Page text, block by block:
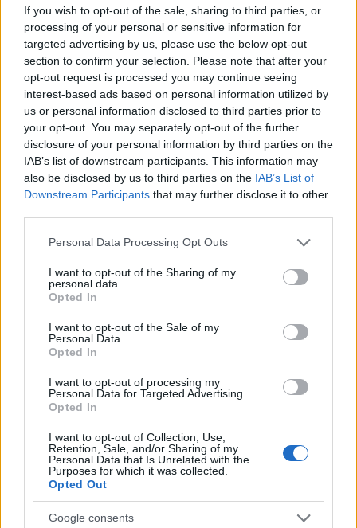
If you wish to opt-out of the sale, sharing to third parties, or
processing of your personal or sensitive information for
targeted advertising by us, please use the below opt-out
section to confirm your selection. Please note that after your
opt-out request is processed you may continue seeing
interest-based ads based on personal information utilized by
us or personal information disclosed to third parties prior to
your opt-out. You may separately opt-out of the further
disclosure of your personal information by third parties on the
IAB’s list of downstream participants. This information may
also be disclosed by us to third parties on the IAB’s List of
Downstream Participants that may further disclose it to other
Please note that this website/app uses one or more Google
not limited to your visit or usage behaviour. You may click to
grant or deny consent to Google and its third-party tags to
use your data for below specified purposes in below Google
consent section.
Personal Data Processing Opt Outs
I want to opt-out of the Sharing of my
personal data.
Opted In
I want to opt-out of the Sale of my
Personal Data.
Opted In
I want to opt-out of processing my
Personal Data for Targeted Advertising.
Opted In
I want to opt-out of Collection, Use,
Retention, Sale, and/or Sharing of my
Personal Data that Is Unrelated with the
Purposes for which it was collected.
Opted Out
Google consents
ΔΙΑΦΗΜΙΣΗ
Ντόρα Μπακογιάννη: Η εξομολόγηση για
τη σχέση της με τον Κυριάκο Μητσοτάκη
– «Κάποιες φορές με ακούει και κάποιες
όχι»
News
Κυριάκος Μητσοτάκης: Με την κόρη του,
Δάφνη εμφανίστηκε στο χθεσινοβραδινό
δείπνο με τον Εμανουέλ Μακρόν στο
Προεδρικό Μέγαρο
News